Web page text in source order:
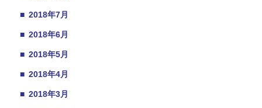
■ 2018年7月
■ 2018年6月
■ 2018年5月
■ 2018年4月
■ 2018年3月